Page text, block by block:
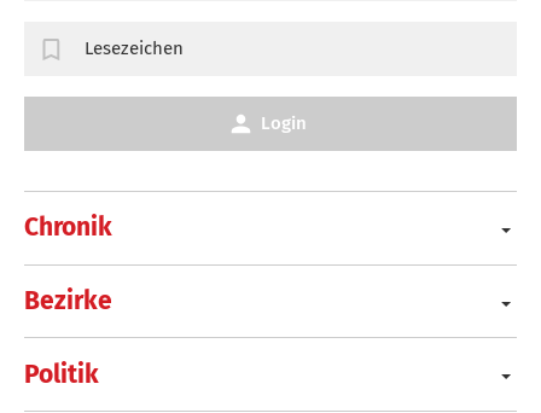
Chronik
Bezirke
Politik
Lesezeichen
Login